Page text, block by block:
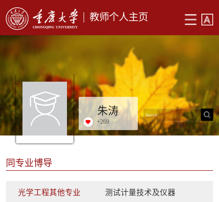
教师个人主页
朱涛
+269
同专业博导
光学工程其他专业 测试计量技术及仪器